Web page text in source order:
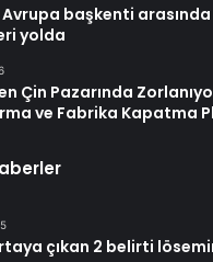
başkenti
yolda
Çin Pazarında
ve Fabrika Kapatma
çıkan 2 belirti